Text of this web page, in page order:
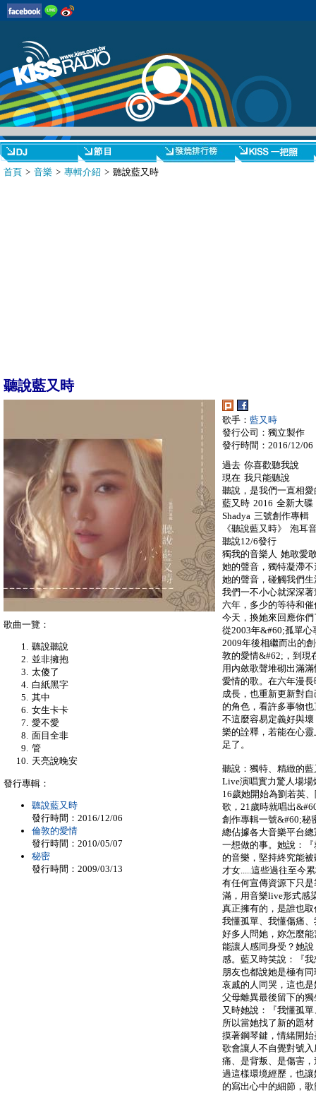
首頁 > 音樂 > 專輯介紹 > 聽說藍又時
聽說藍又時
歌手： 藍又時
發行公司：獨立製作
發行時間：2016/12/06
過去 你喜歡聽我說
現在 我只能聽說
聽說，是我們一直相愛
藍又時 2016 全新大碟
Shadya 三號創作專輯
《聽說藍又時》 泡耳
聽說12/6發行
獨我的音樂人 她敢愛
她的聲音，獨特凝滯不
她的聲音，碰觸我們
我們一不小心就深深著
六年，多少的等待和催
今天，換她來回應你們
從2003年&#60;孤單
2009年後相繼而出的
敦的愛情&#62;，到現
用內斂歌聲堆砌出滿
愛情的歌。在六年漫
成長，也重新更新對
的角色，看許多事物
不這麼容易定義好與
樂的詮釋，若能在心
足了。
聽說：獨特、精緻的藍
Live演唱實力驚人場場
16歲她開始為劉若英
歌，21歲時就唱出
創作專輯一號&#60;秘
總佔據各大音樂平台
一想做的事。她說：
的音樂，堅持終究能
才女.....這些過往至今
有任何宣傳資源下只
滿，用音樂live形式感
真正擁有的，是誰也
我懂孤單、我懂傷痛
好多人問她，妳怎麼
能讓人感同身受？她
感。藍又時笑說：『
朋友也都說她是極有
哀戚的人同哭，這也
父母離異最後留下的
又時她說：『我懂孤
所以當她找了新的題
摸著鋼琴鍵，情緒開
歌會讓人不自覺對號
痛、是背叛、是傷害
過這樣環境經歷，也
的寫出心中的細節，
歌曲一覽：
聽說聽說
並非擁抱
太傻了
白紙黑字
其中
女生卡卡
愛不愛
面目全非
管
天亮說晚安
發行專輯：
聽說藍又時
發行時間：2016/12/06
倫敦的愛情
發行時間：2010/05/07
秘密
發行時間：2009/03/13